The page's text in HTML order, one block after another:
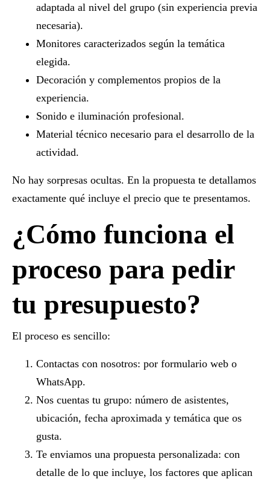
adaptada al nivel del grupo (sin experiencia previa
necesaria).
Monitores caracterizados según la temática
elegida.
Decoración y complementos propios de la
experiencia.
Sonido e iluminación profesional.
Material técnico necesario para el desarrollo de la
actividad.
No hay sorpresas ocultas. En la propuesta te detallamos
exactamente qué incluye el precio que te presentamos.
¿Cómo funciona el
proceso para pedir
tu presupuesto?
El proceso es sencillo:
Contactas con nosotros: por formulario web o
WhatsApp.
Nos cuentas tu grupo: número de asistentes,
ubicación, fecha aproximada y temática que os
gusta.
Te enviamos una propuesta personalizada: con
detalle de lo que incluye, los factores que aplican